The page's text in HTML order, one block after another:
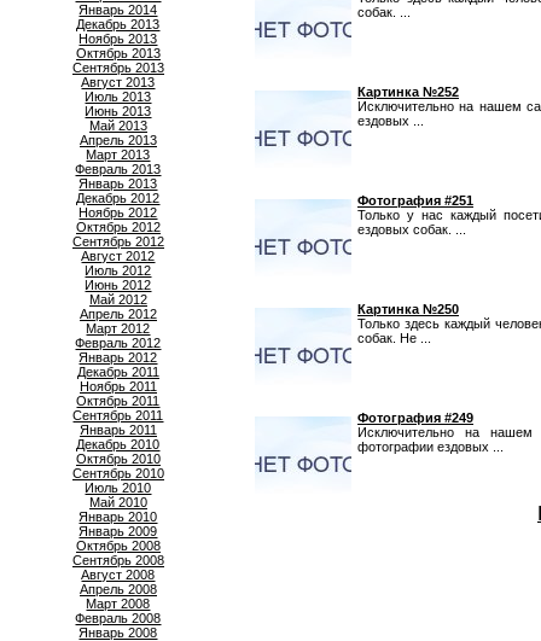
Январь 2014
Декабрь 2013
Ноябрь 2013
Октябрь 2013
Сентябрь 2013
Август 2013
Июль 2013
Июнь 2013
Май 2013
Апрель 2013
Март 2013
Февраль 2013
Январь 2013
Декабрь 2012
Ноябрь 2012
Октябрь 2012
Сентябрь 2012
Август 2012
Июль 2012
Июнь 2012
Май 2012
Апрель 2012
Март 2012
Февраль 2012
Январь 2012
Декабрь 2011
Ноябрь 2011
Октябрь 2011
Сентябрь 2011
Январь 2011
Декабрь 2010
Октябрь 2010
Сентябрь 2010
Июль 2010
Май 2010
Январь 2010
Январь 2009
Октябрь 2008
Сентябрь 2008
Август 2008
Апрель 2008
Март 2008
Февраль 2008
Январь 2008
собак. ...
Картинка №252
Исключительно на нашем
ездовых ...
Фотография #251
Только у нас каждый
ездовых собак. ...
Картинка №250
Только здесь каждый
собак. Не ...
Фотография #249
Исключительно на нашем
фотографии ездовых ...